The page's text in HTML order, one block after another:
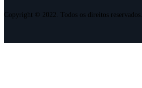
Copyright © 2022. Todos os direitos reservados.